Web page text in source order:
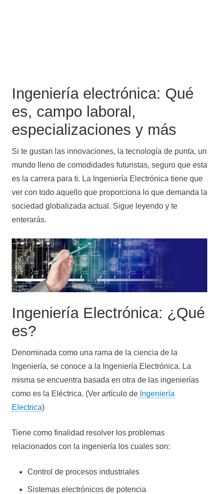
Ingeniería electrónica: Qué
es, campo laboral,
especializaciones y más
Si te gustan las innovaciones, la tecnología de punta, un
mundo lleno de comodidades futuristas, seguro que esta
es la carrera para ti. La Ingeniería Electrónica tiene que
ver con todo aquello que proporciona lo que demanda la
sociedad globalizada actual. Sigue leyendo y te
enterarás.
Ingeniería Electrónica: ¿Qué
es?
Denominada como una rama de la ciencia de la
Ingeniería, se conoce a la Ingeniería Electrónica. La
misma se encuentra basada en otra de las ingenierías
como es la Eléctrica. (Ver artículo de Ingeniería
Electrica)
Tiene como finalidad resolver los problemas
relacionados con la ingeniería los cuales son:
Control de procesos industriales
Sistemas electrónicos de potencia